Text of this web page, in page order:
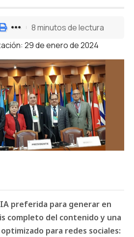
29 de enero de 2024
8 minutos de lectura
preferida para generar en
completo del contenido y una
para redes sociales: